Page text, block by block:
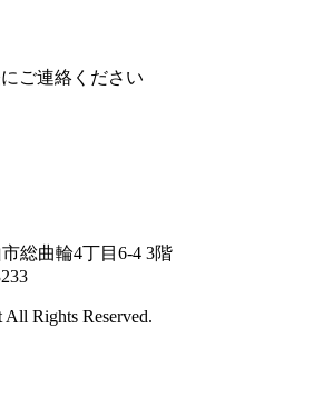
ご連絡ください
総曲輪4丁目6-4 3階
Rights Reserved.